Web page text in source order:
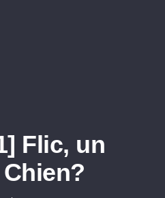
Flic, un